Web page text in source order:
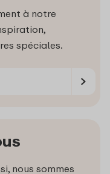
à notre
spéciales.
nous sommes